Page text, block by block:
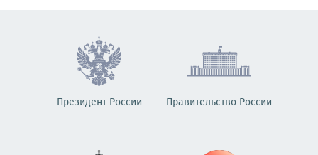
Президент России Правительство России